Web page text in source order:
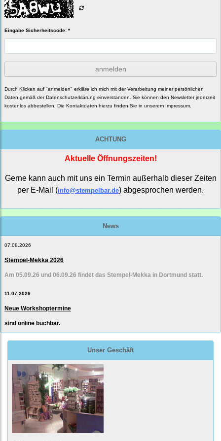
Eingabe Sicherheitscode: *
anmelden
Durch Klicken auf "anmelden" erkläre ich mich mit der Verarbeitung meiner persönlichen
Daten gemäß der Datenschutzerklärung einverstanden. Sie können den Newsletter jederzeit
kostenlos abbestellen. Die Kontaktdaten hierzu finden Sie in unserem Impressum.
ACHTUNG
Aktuelle Öffnungszeiten!
Gerne kann auch mit uns ein Termin außerhalb dieser Zeiten
per E-Mail (info@stempelbar.de) abgesprochen werden.
News
07.08.2026
Stempel-Mekka 2026
Am 05.09.26 und 06.09.26 findet das Stempel-Mekka in Dortmund statt.
11.07.2026
Neue Workshoptermine
sind online buchbar.
Unser Geschäft